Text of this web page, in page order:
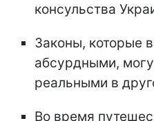
консульства
Законы, которые
абсурдными,
реальными в
Во время